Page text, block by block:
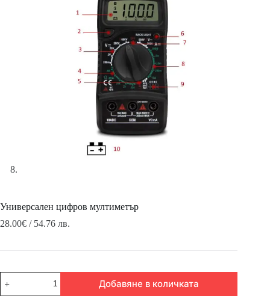
Универсален цифров мултиметър
28.00€ / 54.76 лв.
за
Универсален
Добавяне в количката